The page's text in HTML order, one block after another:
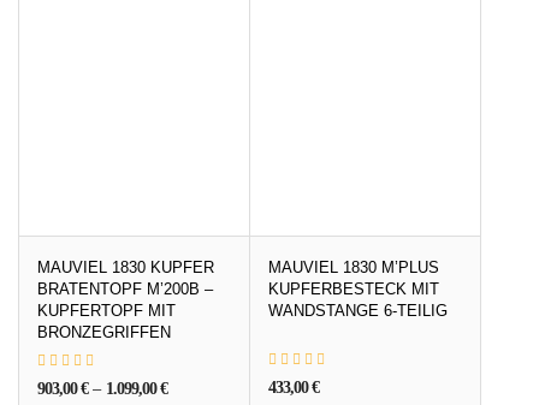
MAUVIEL 1830 KUPFER
BRATENTOPF M’200B –
KUPFERTOPF MIT
BRONZEGRIFFEN
903,00€– 1.099,00€
MAUVIEL 1830 M’PLUS
KUPFERBESTECK MIT
WANDSTANGE 6-TEILIG
433,00€